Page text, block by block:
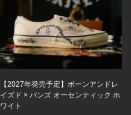
【2027年発売予定】ボーンアンドレ
イズド × バンズ オーセンティック ホ
ワイト